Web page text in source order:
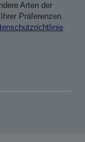
Arten der
Präferenzen
.